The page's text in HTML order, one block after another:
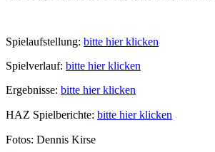
Spielaufstellung: bitte hier klicken
Spielverlauf: bitte hier klicken
Ergebnisse: bitte hier klicken
HAZ Spielberichte: bitte hier klicken
Fotos: Dennis Kirse